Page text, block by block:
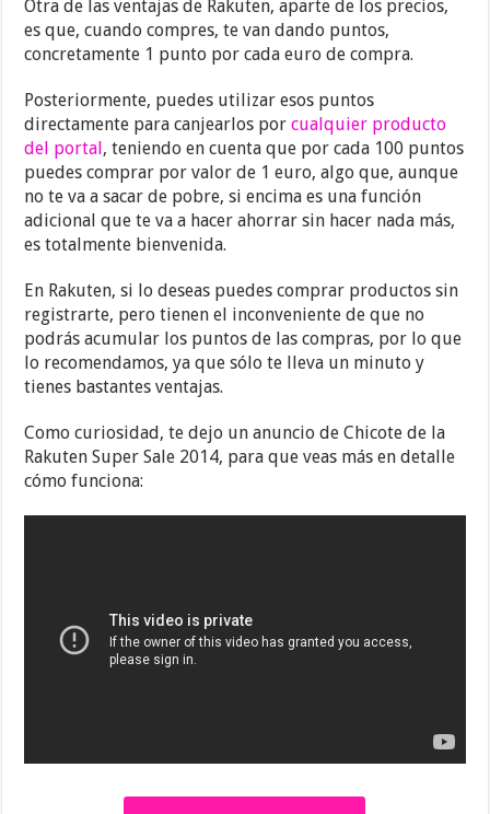
Otra de las ventajas de Rakuten, aparte de los precios,
es que, cuando compres, te van dando puntos,
concretamente 1 punto por cada euro de compra.
Posteriormente, puedes utilizar esos puntos
directamente para canjearlos porcualquier producto
del portal, teniendo en cuenta que por cada 100 puntos
puedes comprar por valor de 1 euro, algo que, aunque
no te va a sacar de pobre, si encima es una función
adicional que te va a hacer ahorrar sin hacer nada más,
es totalmente bienvenida.
En Rakuten, si lo deseas puedes comprar productos sin
registrarte, pero tienen el inconveniente de que no
podrás acumular los puntos de las compras, por lo que
lo recomendamos, ya que sólo te lleva un minuto y
tienes bastantes ventajas.
Como curiosidad, te dejo un anuncio de Chicote de la
Rakuten Super Sale 2014, para que veas más en detalle
cómo funciona: